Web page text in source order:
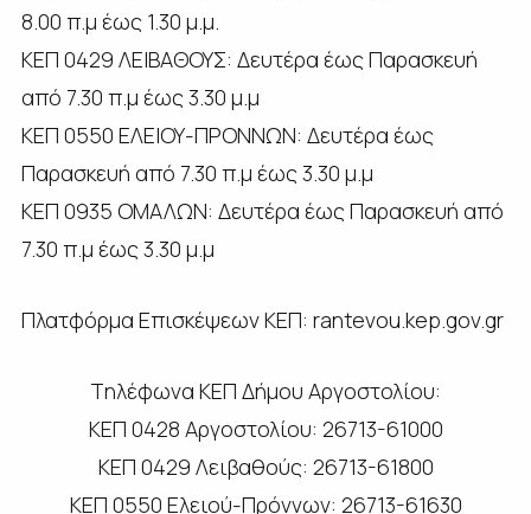
8.00 π.μ έως 1.30 μ.μ.
ΚΕΠ 0429 ΛΕΙΒΑΘΟΥΣ: Δευτέρα έως Παρασκευή
από 7.30 π.μ έως 3.30 μ.μ
KEΠ 0550 ΕΛΕΙΟΥ-ΠΡΟΝΝΩΝ: Δευτέρα έως
Παρασκευή από 7.30 π.μ έως 3.30 μ.μ
ΚΕΠ 0935 ΟΜΑΛΩΝ: Δευτέρα έως Παρασκευή από
7.30 π.μ έως 3.30 μ.μ
Πλατφόρμα Επισκέψεων ΚΕΠ: rantevou.kep.gov.gr
Tηλέφωνα ΚΕΠ Δήμου Αργοστολίου:
ΚΕΠ 0428 Αργοστολίου: 26713-61000
ΚΕΠ 0429 Λειβαθούς: 26713-61800
ΚΕΠ 0550 Ελειού-Πρόννων: 26713-61630